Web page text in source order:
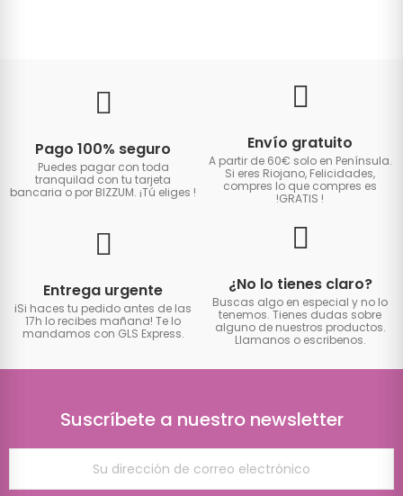
Pago 100% seguro
Puedes pagar con toda
tranquilad con tu tarjeta
bancaria o por BIZZUM. ¡Tú eliges !
Envío gratuito
A partir de 60€ solo en Península.
Si eres Riojano, Felicidades,
compres lo que compres es
!GRATIS !
Entrega urgente
iSi haces tu pedido antes de las
17h lo recibes mañana! Te lo
mandamos con GLS Express.
¿No lo tienes claro?
Buscas algo en especial y no lo
tenemos. Tienes dudas sobre
alguno de nuestros productos.
Llamanos o escribenos.
Suscríbete a nuestro newsletter